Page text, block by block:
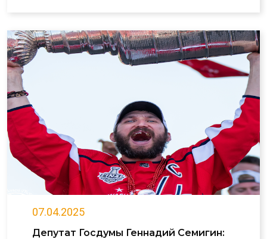
07.04.2025
Депутат Госдумы Геннадий Семигин: